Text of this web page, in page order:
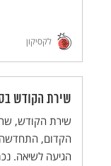
לקסיקון
שירת הקודש
שירת הקודש,
הגיעה לשיאה.